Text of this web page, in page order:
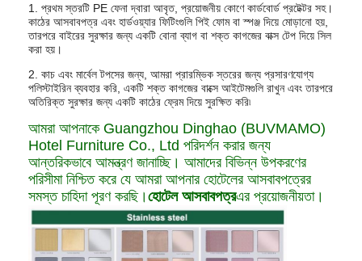
1. প্রথম স্তরটি PE ফেনা দ্বারা আবৃত, প্রয়োজনীয় কোণে কার্ডবোর্ড প্রটেক্টর সহ।
কাঠের আসবাবপত্র এবং হার্ডওয়্যার ফিটিংগুলি পিই ফোম বা স্পঞ্জ দিয়ে মোড়ানো হয়,
তারপরে বাইরের সুরক্ষার জন্য একটি বোনা ব্যাগ বা শক্ত কাগজের বাক্স টেপ দিয়ে সিল
করা হয়।
2. কাচ এবং মার্বেল টপসের জন্য, আমরা প্রারম্ভিক স্তরের জন্য প্রসারণযোগ্য
পলিস্টাইরিন ব্যবহার করি, একটি শক্ত কাগজের বাক্সে আইটেমগুলি রাখুন এবং তারপরে
অতিরিক্ত সুরক্ষার জন্য একটি কাঠের ফ্রেম দিয়ে সুরক্ষিত করি৷
আমরা আপনাকে Guangzhou Dinghao (BUVMAMO)
Hotel Furniture Co., Ltd পরিদর্শন করার জন্য
আন্তরিকভাবে আমন্ত্রণ জানাচ্ছি। আমাদের বিভিন্ন উপকরণের
পরিসীমা নিশ্চিত করে যে আমরা আপনার হোটেলের আসবাবপত্রের
সমস্ত চাহিদা পূরণ করছি।হোটেল আসবাবপত্রএর প্রয়োজনীয়তা।